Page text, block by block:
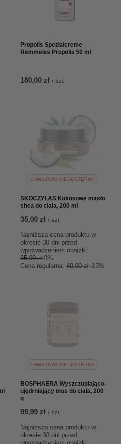
Propolis Spezialcreme
Remmeles Propolis 50 ml
180,00 zł / szt.
CHWILOWO NIEDOSTĘPNY
SKOCZYLAS Kokosowe masło
shea do ciała, 200 ml
35,00 zł / szt.
Najniższa cena produktu w
okresie 30 dni przed
wprowadzeniem obniżki:
35,00 zł 0%
Cena regularna: 40,00 zł -13%
CHWILOWO NIEDOSTĘPNY
BOSPHAERA Wyszczuplająco-
ujędrniający mus do ciała, 200
g
99,99 zł / szt.
Najniższa cena produktu w
okresie 30 dni przed